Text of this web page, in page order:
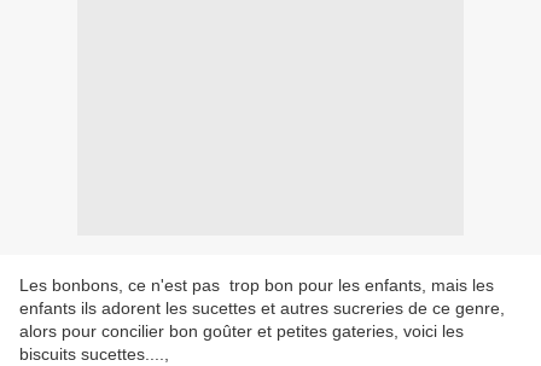
Les bonbons, ce n'est pas trop bon pour les enfants, mais les
enfants ils adorent les sucettes et autres sucreries de ce genre,
alors pour concilier bon goûter et petites gateries, voici les
biscuits sucettes....,